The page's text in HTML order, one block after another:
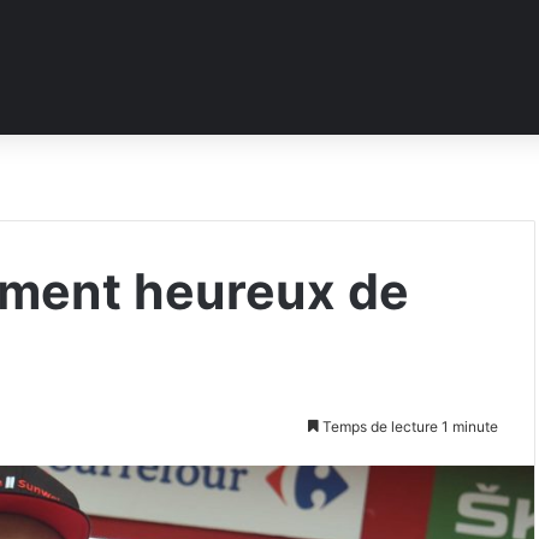
heureux de
Temps de lecture 1 minute